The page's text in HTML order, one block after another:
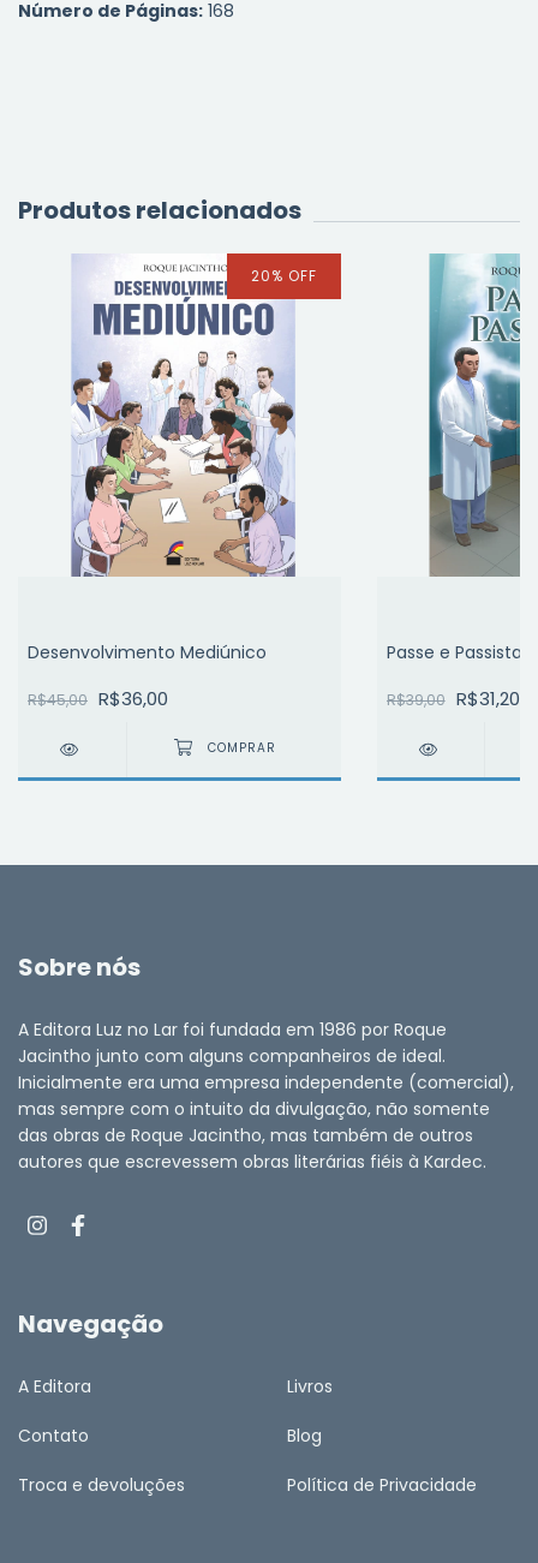
Número de Páginas: 168
Produtos relacionados
20% OFF
Desenvolvimento Mediúnico
R$45,00 R$36,00
Passe e Passista
R$39,00 R$31,20
Sobre nós
A Editora Luz no Lar foi fundada em 1986 por Roque
Jacintho junto com alguns companheiros de ideal.
Inicialmente era uma empresa independente (comercial),
mas sempre com o intuito da divulgação, não somente
das obras de Roque Jacintho, mas também de outros
autores que escrevessem obras literárias fiéis à Kardec.
Navegação
A Editora Livros
Contato Blog
Troca e devoluções Política de Privacidade